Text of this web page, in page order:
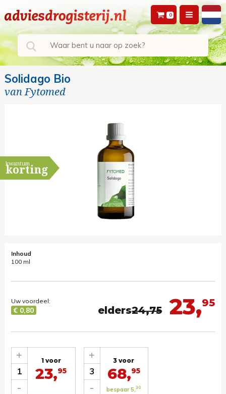
0
Solidago Bio
vanFytomed
kwantum
korting
Inhoud
100 ml
23,95
elders24,75
Uw voordeel:
€ 0,80
1
-
+ 1 voor
23,95 3
-
+ 3 voor
68,95
bespaar 5,30